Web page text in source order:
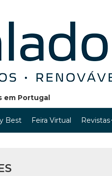
em Portugal
Best Feira Virtual Revistas